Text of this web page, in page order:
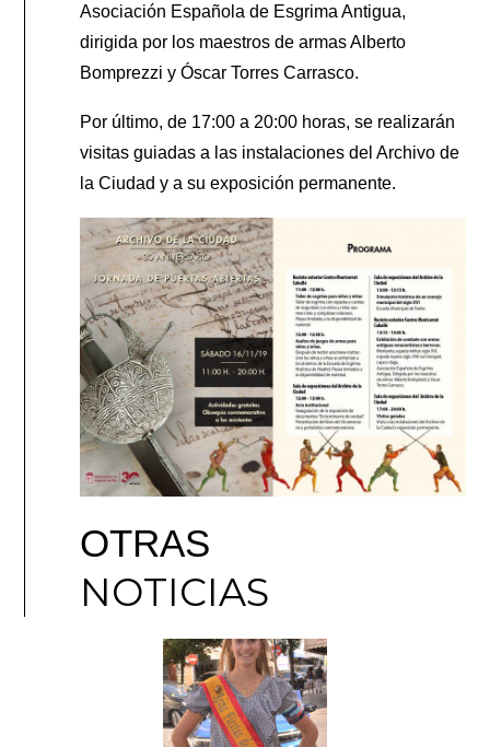
Asociación Española de Esgrima Antigua,
dirigida por los maestros de armas Alberto
Bomprezzi y Óscar Torres Carrasco.
Por último, de 17:00 a 20:00 horas, se realizarán
visitas guiadas a las instalaciones del Archivo de
la Ciudad y a su exposición permanente.
OTRAS
NOTICIAS